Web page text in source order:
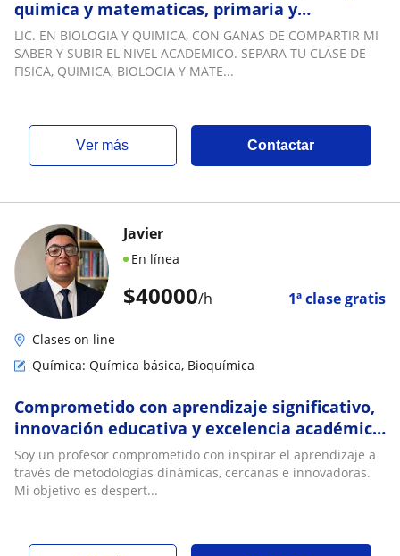
quimica y matematicas, primaria y
bachillerato
LIC. EN BIOLOGIA Y QUIMICA, CON GANAS DE COMPARTIR MI
SABER Y SUBIR EL NIVEL ACADEMICO. SEPARA TU CLASE DE
FISICA, QUIMICA, BIOLOGIA Y MATE...
ver más Contactar
$40000/h 1ª clase gratis
Javier
En línea
Clases on line
Química: Química básica, Bioquímica
Comprometido con aprendizaje significativo,
innovación educativa y excelencia académica
siempre
Soy un profesor comprometido con inspirar el aprendizaje a
través de metodologías dinámicas, cercanas e innovadoras.
Mi objetivo es despert...